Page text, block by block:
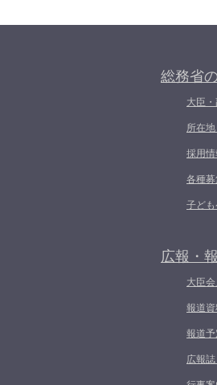
総務省
大臣
所在
採用情
各種
子ど
広報・
大臣
報道
報道予
広報